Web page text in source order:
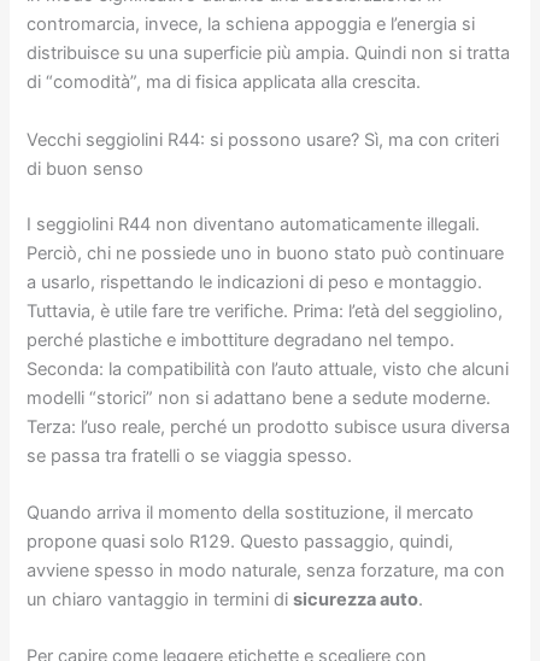
contromarcia, invece, la schiena appoggia e l’energia si
distribuisce su una superficie più ampia. Quindi non si tratta
di “comodità”, ma di fisica applicata alla crescita.
Vecchi seggiolini R44: si possono usare? Sì, ma con criteri
di buon senso
I seggiolini R44 non diventano automaticamente illegali.
Perciò, chi ne possiede uno in buono stato può continuare
a usarlo, rispettando le indicazioni di peso e montaggio.
Tuttavia, è utile fare tre verifiche. Prima: l’età del seggiolino,
perché plastiche e imbottiture degradano nel tempo.
Seconda: la compatibilità con l’auto attuale, visto che alcuni
modelli “storici” non si adattano bene a sedute moderne.
Terza: l’uso reale, perché un prodotto subisce usura diversa
se passa tra fratelli o se viaggia spesso.
Quando arriva il momento della sostituzione, il mercato
propone quasi solo R129. Questo passaggio, quindi,
avviene spesso in modo naturale, senza forzature, ma con
un chiaro vantaggio in termini disicurezza auto.
Per capire come leggere etichette e scegliere con